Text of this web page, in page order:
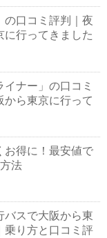
の口コミ評判｜夜
に行ってきました
ナー」の口コミ
から東京に行って
お得に！最安値で
法
バスで大阪から東
乗り方と口コミ評